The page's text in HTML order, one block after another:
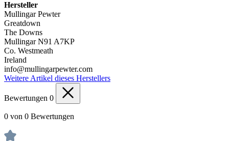
Hersteller
Mullingar Pewter
Greatdown
The Downs
Mullingar N91 A7KP
Co. Westmeath
Ireland
info@mullingarpewter.com
Weitere Artikel dieses Herstellers
Bewertungen 0
0 von 0 Bewertungen